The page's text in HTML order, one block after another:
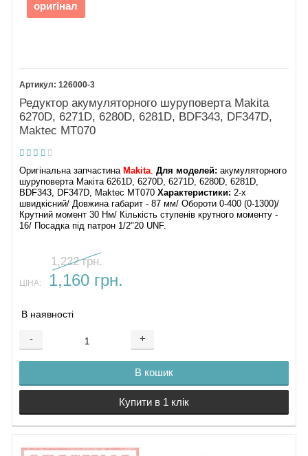
оригінал
126000-3
Редуктор акумуляторного шуруповерта Makita
6270D, 6271D, 6280D, 6281D, BDF343, DF347D,
Maktec MT070
Оригінальна запчастина Makita.Для моделей: акумуляторного
шуруповерта Макіта 6261D, 6270D, 6271D, 6280D, 6281D,
BDF343, DF347D, Maktec MT070Характеристики: 2-х
швидкісний/ Довжина габарит - 87 мм/ Обороти 0-400 (0-1300)/
Крутний момент 30 Нм/ Кількість ступенів крутного моменту -
16/ Посадка під патрон 1/2"20 UNF.
1,222 грн.
ЦІНА: 1,160 грн.
В наявності
- +
В кошик
Купити в 1 клік